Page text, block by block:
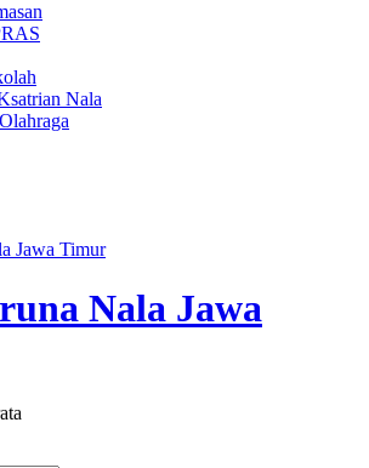
Nala
Nala Jawa